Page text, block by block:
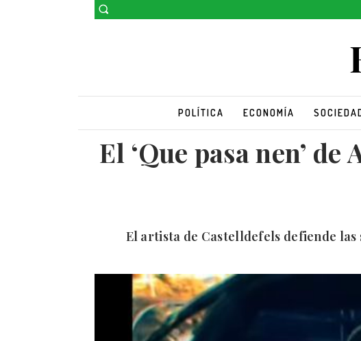
POLÍTICA ECONOMÍA
El ‘Que pasa nen’
El artista de Castelldefels defiende las